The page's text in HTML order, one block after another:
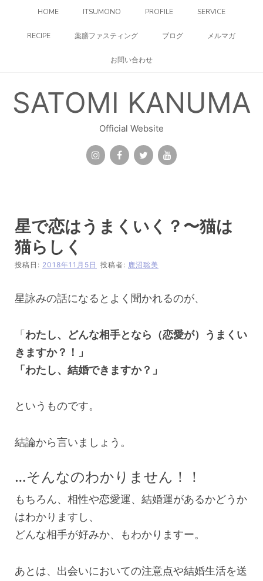
HOME ITSUMONO PROFILE SERVICE
RECIPE 薬膳ファスティング ブログ メルマガ
お問い合わせ
SATOMI KANUMA
Official Website
星で恋はうまくいく？〜猫は
猫らしく
投稿日: 2018年11月5日 投稿者: 鹿沼聡美
星詠みの話になるとよく聞かれるのが、
「わたし、どんな相手となら（恋愛が）うまくい
きますか？！」
「わたし、結婚できますか？」
というものです。
結論から言いましょう。
…そんなのわかりません！！
もちろん、相性や恋愛運、結婚運があるかどうか
はわかりますし、
どんな相手が好みか、もわかりますー。
あとは、出会いにおいての注意点や結婚生活を送